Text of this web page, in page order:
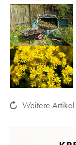
Weitere Artikel